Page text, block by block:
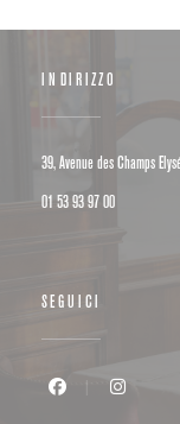
INDIRIZZO
39, Avenue des Champs
01 53 93 97 00
SEGUICI